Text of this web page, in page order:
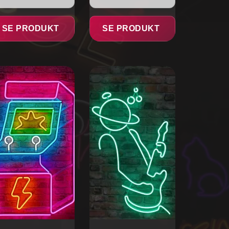
SE PRODUKT SE PRODUKT